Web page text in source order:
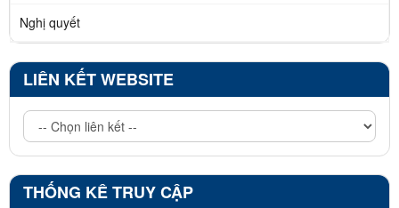
Nghị quyết
LIÊN KẾT WEBSITE
THỐNG KÊ TRUY CẬP